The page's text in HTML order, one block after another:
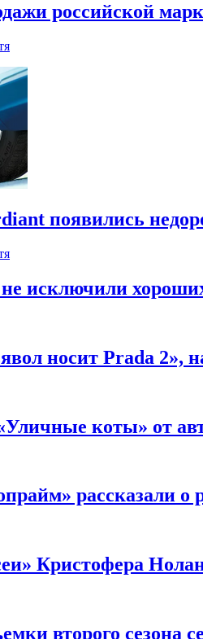
российской
появились
исключили
носит Prada 2»,
коты» от
рассказали о
Кристофера
второго сезона